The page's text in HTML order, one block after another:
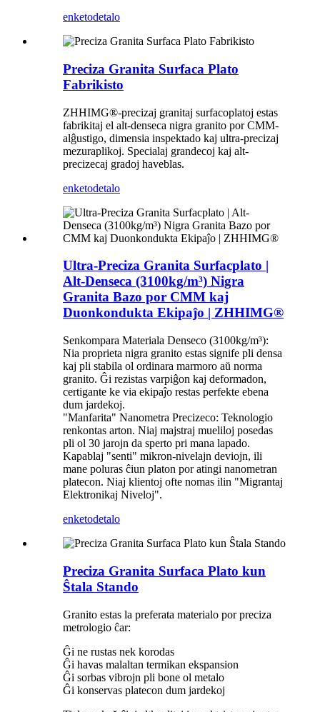
enketodetalo
Preciza Granita Surfaca Plato
Fabrikisto
ZHHIMG®-precizaj granitaj surfacoplatoj estas
fabrikitaj el alt-denseca nigra granito por CMM-
alĝustigo, dimensia inspektado kaj ultra-precizaj
mezuraplikoj. Specialaj grandecoj kaj alt-
precizecaj gradoj haveblas.
enketodetalo
Ultra-Preciza Granita Surfacplato |
Alt-Denseca (3100kg/m³) Nigra
Granita Bazo por CMM kaj
Duonkondukta Ekipaĵo | ZHHIMG®
Senkompara Materiala Denseco (3100kg/m³):
Nia proprieta nigra granito estas signife pli densa
kaj pli stabila ol ordinara marmoro aŭ norma
granito. Ĝi rezistas varpiĝon kaj deformadon,
certigante ke via ekipaĵo restas perfekte ebena
dum jardekoj.
"Manfarita" Nanometra Precizeco: Teknologio
renkontas arton. Niaj majstraj mueliloj posedas
pli ol 30 jarojn da sperto pri mana lapado.
Kapablaj "senti" mikron-nivelajn deviojn, ili
mane poluras ĉiun platon por atingi nanometran
platecon. Niaj klientoj ofte nomas ilin "Migrantaj
Elektronikaj Niveloj".
enketodetalo
Preciza Granita Surfaca Plato kun
Ŝtala Stando
Granito estas la preferata materialo por preciza
metrologio ĉar:
Ĝi ne rustas nek korodas
Ĝi havas malaltan termikan ekspansion
Ĝi sorbas vibrojn pli bone ol metalo
Ĝi konservas platecon dum jardekoj